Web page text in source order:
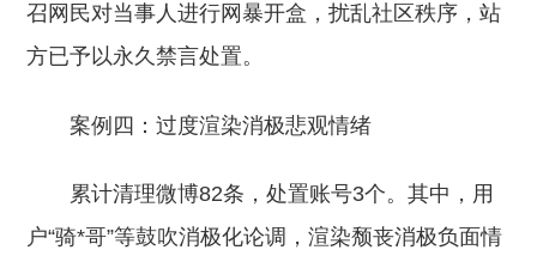
召网民对当事人进行网暴开盒，扰乱社区秩序，站
方已予以永久禁言处置。
案例四：过度渲染消极悲观情绪
累计清理微博82条，处置账号3个。其中，用
户“骑*哥”等鼓吹消极化论调，渲染颓丧消极负面情